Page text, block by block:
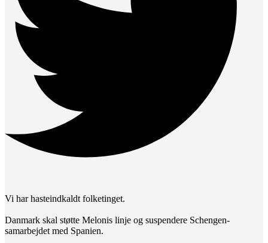
Vi har hasteindkaldt folketinget.
Danmark skal støtte Melonis linje og suspendere Schengen-
samarbejdet med Spanien.